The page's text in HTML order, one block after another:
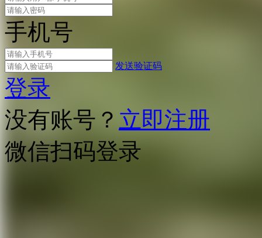
手机号
发送验证码
登录
没有账号？ 立即注册
微信扫码登录